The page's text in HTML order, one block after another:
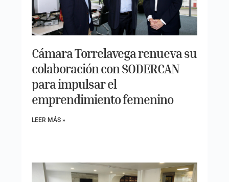
Cámara Torrelavega renueva su
colaboración con SODERCAN
para impulsar el
emprendimiento femenino
LEER MÁS »